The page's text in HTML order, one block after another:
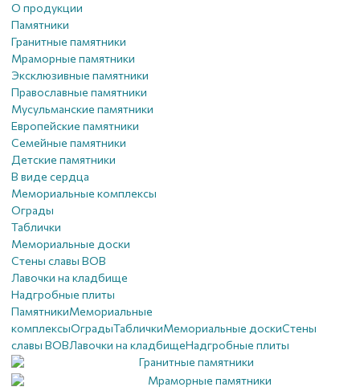
О продукции
Памятники
Гранитные памятники
Мраморные памятники
Эксклюзивные памятники
Православные памятники
Мусульманские памятники
Европейские памятники
Семейные памятники
Детские памятники
В виде сердца
Мемориальные комплексы
Ограды
Таблички
Мемориальные доски
Стены славы ВОВ
Лавочки на кладбище
Надгробные плиты
ПамятникиМемориальные
комплексыОградыТабличкиМемориальные доскиСтены
славы ВОВЛавочки на кладбищеНадгробные плиты
Гранитные памятники
Мраморные памятники